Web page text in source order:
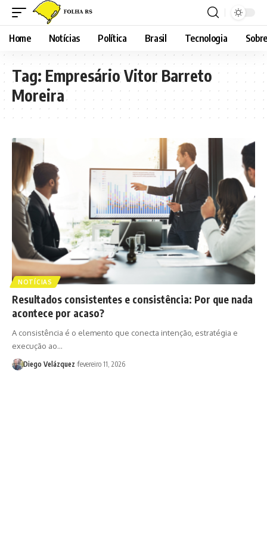
Home Notícias Política Brasil Tecnologia
Tag: Empresário Vitor Barreto
Moreira
NOTÍCIAS
Resultados consistentes e consistência: Por que nada
acontece por acaso?
A consistência é o elemento que conecta intenção, estratégia e
execução ao…
Diego Velázquez fevereiro 11, 2026